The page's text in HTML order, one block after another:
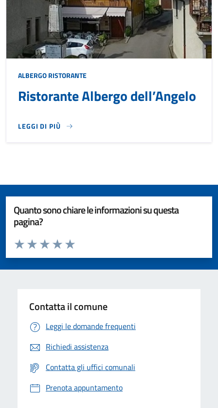
ALBERGORISTORANTE
Ristorante Albergo dell’Angelo
LEGGI DI PIÙ
Quanto sono chiare le informazioni su questa
pagina?
Valuta da 1 a 5 stelle la pagina
Valuta 5 stelle su 5
Valuta 4 stelle su 5
Valuta 3 stelle su 5
Valuta 2 stelle su 5
Valuta 1 stelle su 5
Contatta il comune
Leggi le domande frequenti
Richiedi assistenza
Contatta gli uffici comunali
Prenota appuntamento